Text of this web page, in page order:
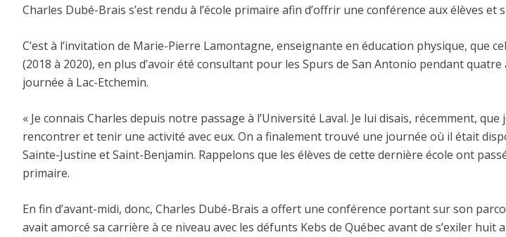
Charles Dubé-Brais s’est rendu à l’école primaire afin d’offrir une conférence aux élèves
C’est à l’invitation de Marie-Pierre Lamontagne, enseignante en éducation physique,
(2018 à 2020), en plus d’avoir été consultant pour les Spurs de San Antonio pendant
journée à Lac-Etchemin.
« Je connais Charles depuis notre passage à l’Université Laval. Je lui disais, récemment,
rencontrer et tenir une activité avec eux. On a finalement trouvé une journée où il était
Sainte-Justine et Saint-Benjamin. Rappelons que les élèves de cette dernière école ont
primaire.
En fin d’avant-midi, donc, Charles Dubé-Brais a offert une conférence portant sur son
avait amorcé sa carrière à ce niveau avec les défunts Kebs de Québec avant de s’exiler huit